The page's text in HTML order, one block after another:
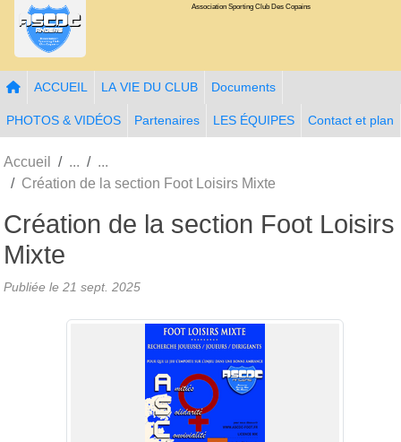
Association Sporting Club Des Copains
ACCUEIL LA VIE DU CLUB Documents
PHOTOS & VIDÉOS Partenaires LES ÉQUIPES Contact et plan
Accueil
Création de la section Foot Loisirs Mixte
Création de la section Foot Loisirs
Mixte
Publiée le 21 sept. 2025
Panneau de gestion des cookies